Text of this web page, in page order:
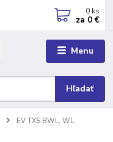
Menu
Hľadať
0 ks
za 0 €
EV TXS BWL, WL